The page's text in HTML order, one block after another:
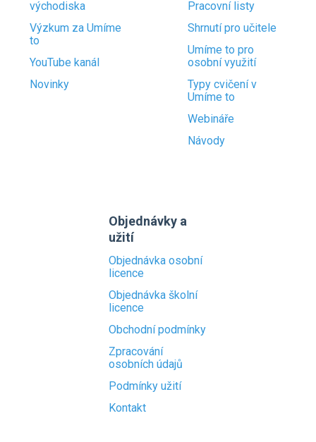
východiska
Výzkum za Umíme
to
YouTube kanál
Novinky
Pracovní listy
Shrnutí pro učitele
Umíme to pro
osobní využití
Typy cvičení v
Umíme to
Webináře
Návody
Objednávky a
užití
Objednávka osobní
licence
Objednávka školní
licence
Obchodní podmínky
Zpracování
osobních údajů
Podmínky užití
Kontakt